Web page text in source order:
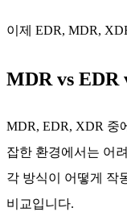
이제 EDR, MDR,
MDR vs EDR
MDR, EDR, XDR 중
잡한 환경에서는 어
각 방식이 어떻게 작
비교입니다.